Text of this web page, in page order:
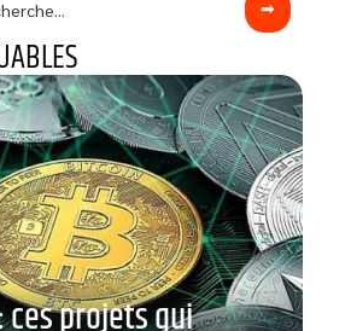
ces projets qui